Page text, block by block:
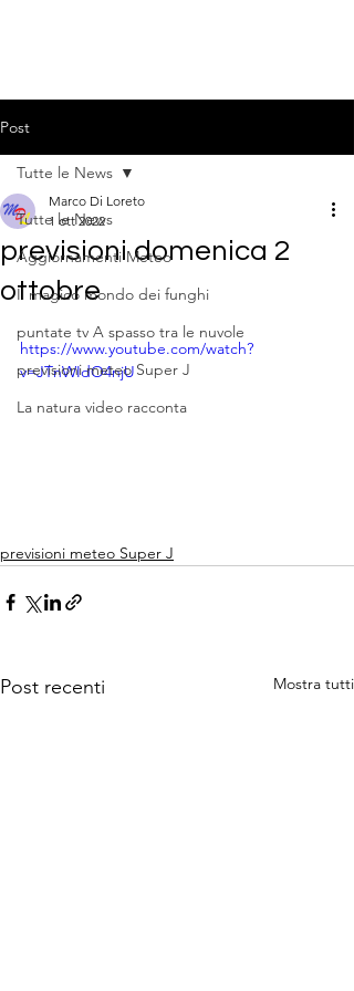
Post
Tutte le News
Aggiornamenti Meteo
Il magico mondo dei funghi
puntate tv A spasso tra le nuvole
previsioni meteo Super J
La natura video racconta
Tutte le News
previsioni domenica 2
ottobre
Marco Di Loreto
1 ott 2022
https://www.youtube.com/watch?
v=JTnWIdO4njU
previsioni meteo Super J
Post recenti Mostra tutti